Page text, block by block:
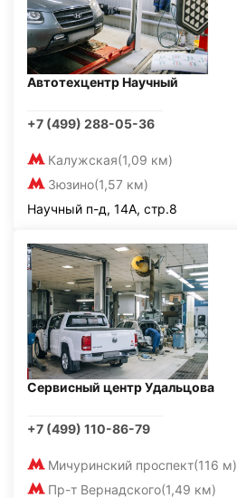
Автотехцентр Научный
+7 (499) 288-05-36
Калужская(1,09 км)
Зюзино(1,57 км)
Научный п-д, 14А, стр.8
Сервисный центр Удальцова
+7 (499) 110-86-79
Мичуринский проспект(116 м)
Пр-т Вернадского(1,49 км)